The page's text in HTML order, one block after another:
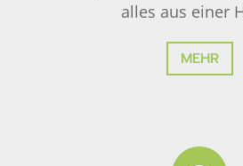
alles aus einer
MEHR